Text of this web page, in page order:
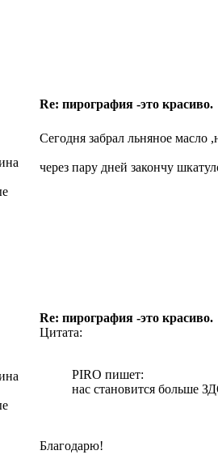
Re: пирография -это красиво.
Сегодня забрал льняное масло
через пару дней закончу
Re: пирография -это красиво.
Цитата:
PIRO пишет:
нас становится больше
Благодарю!